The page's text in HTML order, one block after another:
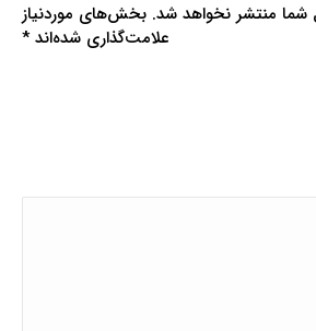
شما منتشر نخواهد شد. بخش‌های موردنیاز
علامت‌گذاری شده‌اند*